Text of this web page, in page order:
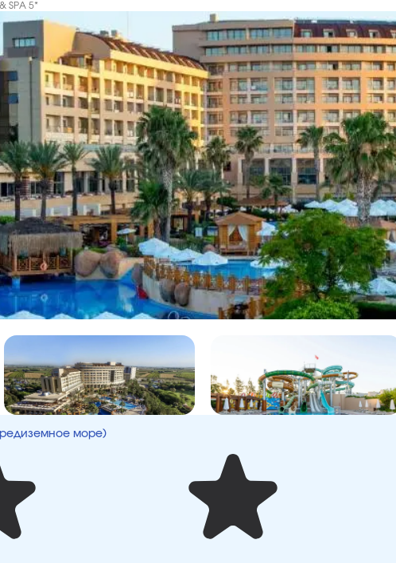
SPA 5*
море)